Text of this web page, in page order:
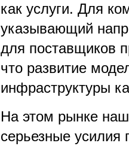
как услуги. Для
указывающий
для поставщиков
что развитие
инфраструктуры
На этом рынке
серьезные усилия